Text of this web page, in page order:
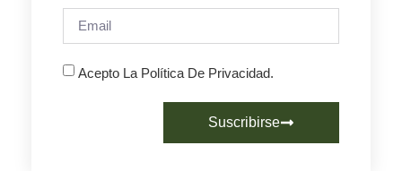
Acepto La Política De Privacidad.
Suscribirse